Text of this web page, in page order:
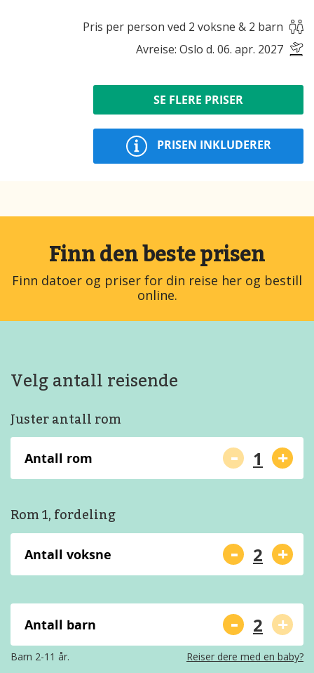
Pris per person ved 2 voksne & 2 barn
Avreise: Oslo d. 06. apr. 2027
SE FLERE PRISER
PRISEN INKLUDERER
Finn den beste prisen
Finn datoer og priser for din reise her og bestill
online.
Velg antall reisende
Juster antall rom
Antall rom - +
Rom 1, fordeling
Antall voksne - +
Antall barn - +
Barn 2-11 år. Reiser dere med en baby?